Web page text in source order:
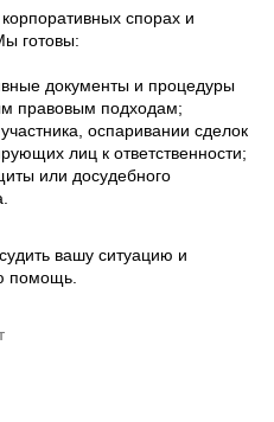
спорах и
готовы:
документы и процедуры
правовым подходам;
оспаривании сделок
лиц к ответственности;
или досудебного
вашу ситуацию и
помощь.